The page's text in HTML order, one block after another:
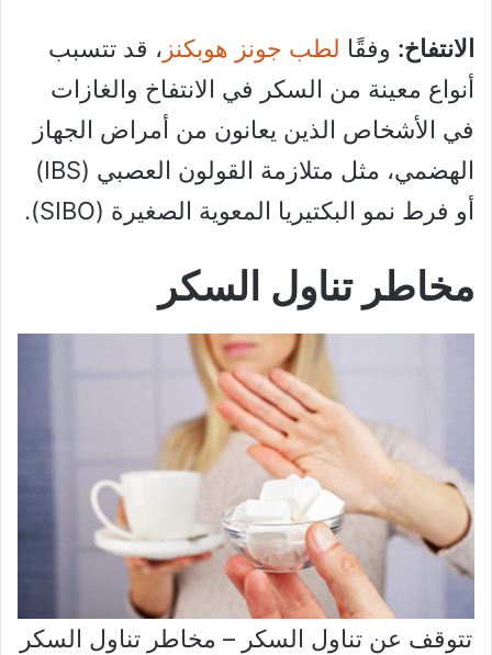
الانتفاخ: وفقًا لطب جونز هوبكنز ، قد تتسبب
أنواع معينة من السكر في الانتفاخ والغازات
في الأشخاص الذين يعانون من أمراض الجهاز
الهضمي، مثل متلازمة القولون العصبي (IBS)
أو فرط نمو البكتيريا المعوية الصغيرة (SIBO).
مخاطر تناول السكر
تتوقف عن تناول السكر – مخاطر تناول السكر